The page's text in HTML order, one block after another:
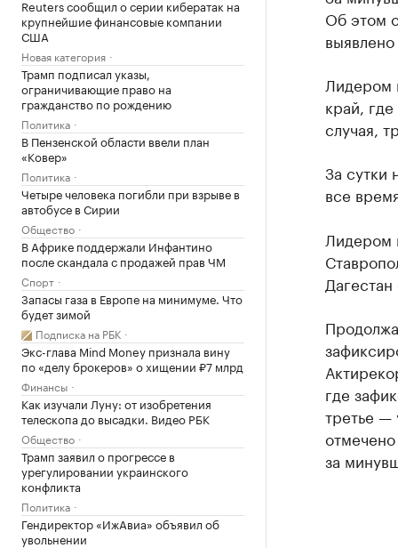
Reuters сообщил о серии кибератак на
крупнейшие финансовые компании
США
Новая категория
Трамп подписал указы,
ограничивающие право на
гражданство по рождению
Политика
В Пензенской области ввели план
«Ковер»
Политика
Четыре человека погибли при взрыве в
автобусе в Сирии
Общество
В Африке поддержали Инфантино
после скандала с продажей прав ЧМ
Спорт
Запасы газа в Европе на минимуме. Что
будет зимой
Подписка на РБК
Экс-глава Mind Money признала вину
по «делу брокеров» о хищении ₽7 млрд
Финансы
Как изучали Луну: от изобретения
телескопа до высадки. Видео РБК
Общество
Трамп заявил о прогрессе в
урегулировании украинского
конфликта
Политика
Гендиректор «ИжАвиа» объявил об
увольнении
Об этом
Лидером
край,
случая,
За сутки
все
Лидером
где
третье —
за